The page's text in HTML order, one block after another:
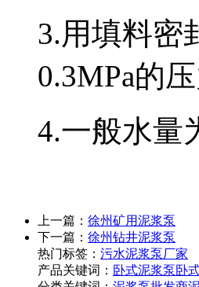
3.用填料密
0.3MPa的
4.一般水量
上一篇： 徐州矿用泥浆泵
下一篇： 徐州钻井泥浆泵
热门标签： 污水泥浆泵厂家
产品关键词： 卧式泥浆泵卧